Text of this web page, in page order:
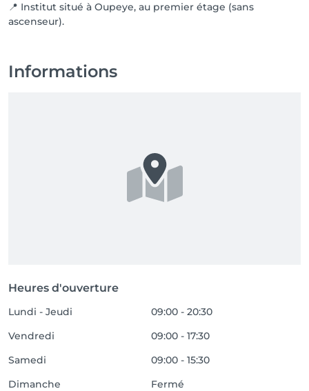
📍 Institut situé à Oupeye, au premier étage (sans
ascenseur).
Informations
Heures d'ouverture
Lundi - Jeudi
09:00 - 20:30
Vendredi
09:00 - 17:30
Samedi
09:00 - 15:30
Dimanche
Fermé